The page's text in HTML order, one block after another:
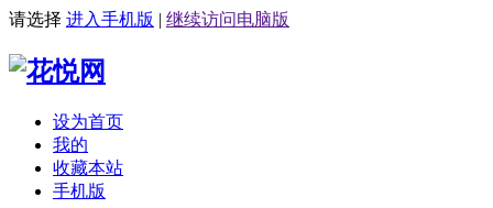
请选择 进入手机版 | 继续访问电脑版
设为首页
我的
收藏本站
手机版